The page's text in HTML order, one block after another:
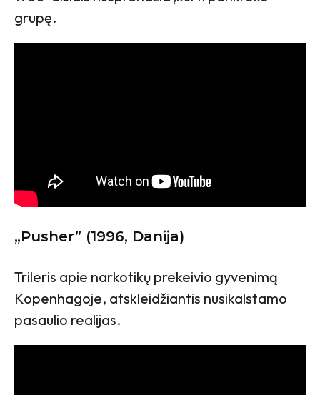
grupę.
„Pusher” (1996, Danija)
Trileris apie narkotikų prekeivio gyvenimą
Kopenhagoje, atskleidžiantis nusikalstamo
pasaulio realijas.